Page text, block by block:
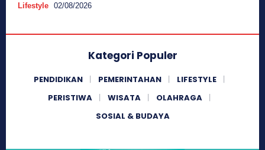
Lifestyle 02/08/2026
Kategori Populer
PENDIDIKAN PEMERINTAHAN
LIFESTYLE
PERISTIWA
WISATA
OLAHRAGA
SOSIAL & BUDAYA